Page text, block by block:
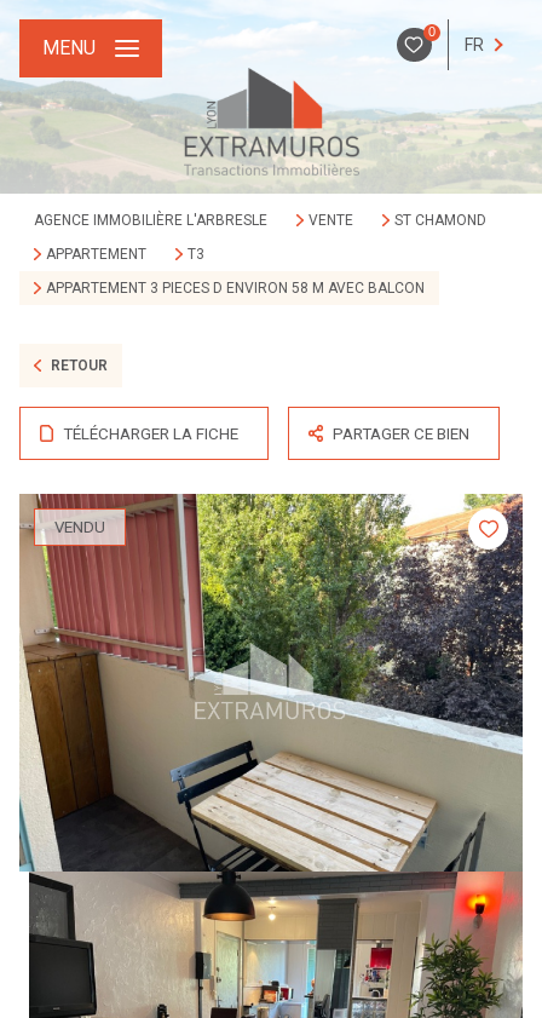
0
FR
MENU
AGENCE IMMOBILIÈRE L'ARBRESLE VENTE
ST CHAMOND
APPARTEMENT
T3
APPARTEMENT 3 PIECES D ENVIRON 58 M AVEC BALCON
RETOUR
TÉLÉCHARGER LA FICHE PARTAGER CE BIEN
VENDU